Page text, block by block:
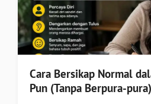
Cara Bersikap Normal
Pun (Tanpa Berpura-pura)